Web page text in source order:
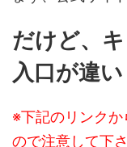
だけど、
入口が違い
※下記のリンク
ので注意して下さ